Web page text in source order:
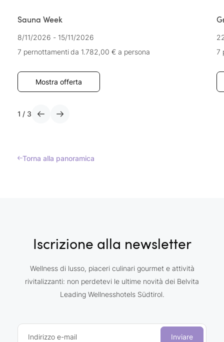
Sauna Week
8/11/2026 - 15/11/2026
7 pernottamentida 1.782,00 € a persona
Mostra offerta
7
1 / 3
Torna alla panoramica
Iscrizione alla newsletter
Wellness di lusso, piaceri culinari gourmet e attività
rivitalizzanti: non perdetevi le ultime novità dei Belvita
Leading Wellnesshotels Südtirol.
Indirizzo e-mail Inviare